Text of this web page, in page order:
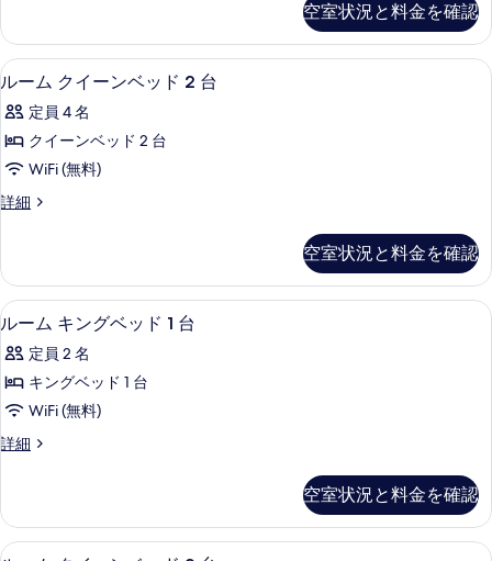
真
を
表
示
す
る
ッ
ド
1
台
(Mobility
Accessible,
Tub)
の
べ
て
の
写
真
を
表
る
ン
グ
ベ
ド
(Mobility
Accessible,
Tub)
細
空室状況と料金を確認
ル
ー
ム
ク
ー
ベ
ッ
ド
2
台
の
す
の
写
55 インチのテレビ (ケーブル放送視
6
ルーム クイーンベッド 2 台
定員 4 名
クイーンベッド 2 台
WiFi (無料)
詳細
ル
イ
ー
ン
ッ
ド
台
の
詳
空室状況と料金を確認
ル
ー
ム
キ
グ
ッ
ド
高級寝具、セーフティボックス (室内
6
ルーム キングベッド 1 台
定員 2 名
キングベッド 1 台
WiFi (無料)
詳細
ル
ン
グ
空室状況と料金を確認
ル
55 インチのテレビ (ケーブル放送視